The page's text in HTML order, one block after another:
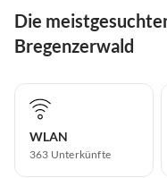
Die
Bregenzerwald
WLAN
363 Unterkünfte